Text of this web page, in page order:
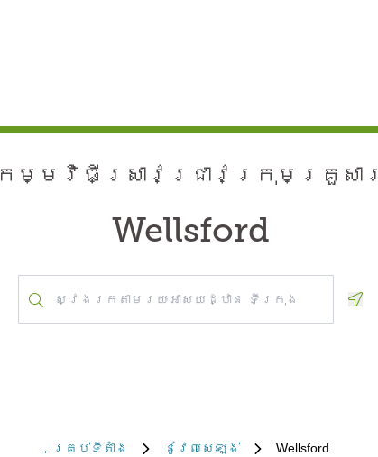
កម្មវិធី​ស្រាវជ្រាវ​ក្រុមគ្រួសារ
Wellsford
គ្រប់​ទីតាំង នូវែល​សេឡង់ Wellsford